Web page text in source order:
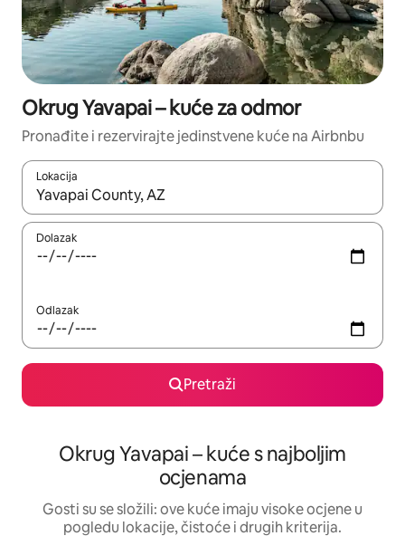
Okrug Yavapai – kuće za odmor
Pronađite i rezervirajte jedinstvene kuće na Airbnbu
Lokacija
Kada budu dostupni rezultati, moći ćete ih pregledati
Dolazak
Odlazak
Pretraži
Okrug Yavapai – kuće s najboljim
ocjenama
Gosti su se složili: ove kuće imaju visoke ocjene u
pogledu lokacije, čistoće i drugih kriterija.